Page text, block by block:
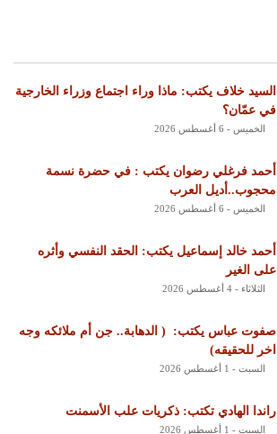
السيد خلاف يكتب: ماذا وراء اجتماع وزراء الخارجية
في عمّان؟
الخميس - 6 أغسطس 2026
أحمد فرغلي رضوان يكتب : في حضرة نسمة
محجوب..أديل العرب
الخميس - 6 أغسطس 2026
أحمد خالد إسماعيل يكتب: الحقد النفسي وأثره
على الغير
الثلاثاء - 4 أغسطس 2026
‏صفوت عباس يكتب: ‏ ‏( الدهابة.. جن أم ملائكه وجه
اخر للحقيقه)
السبت - 1 أغسطس 2026
راندا الهادي تكتب: ذكريات علب الأسمنت
السبت - 1 أغسطس 2026